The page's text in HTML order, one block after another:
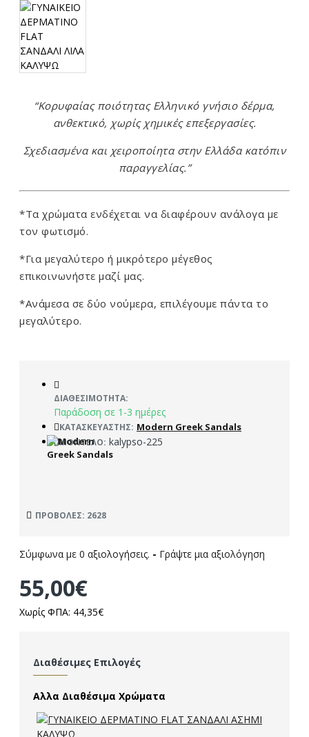
“Κορυφαίας ποιότητας Ελληνικό γνήσιο δέρμα,
ανθεκτικό, χωρίς χημικές επεξεργασίες.
Σχεδιασμένα και χειροποίητα στην Ελλάδα κατόπιν
παραγγελίας.”
*Τα χρώματα ενδέχεται να διαφέρουν ανάλογα με
τον φωτισμό.
*Για μεγαλύτερο ή μικρότερο μέγεθος
επικοινωνήστε μαζί μας.
*Ανάμεσα σε δύο νούμερα, επιλέγουμε πάντα το
μεγαλύτερο.
ΔΙΑΘΕΣΙΜΌΤΗΤΑ:
Παράδοση σε 1-3 ημέρες
ΚΑΤΑΣΚΕΥΑΣΤΉΣ: Modern Greek Sandals
ΜΟΝΤΈΛΟ: kalypso-225
ΠΡΟΒΟΛΈΣ: 2628
Σύμφωνα με 0 αξιολογήσεις. - Γράψτε μια αξιολόγηση
55,00€
Χωρίς ΦΠΑ: 44,35€
Διαθέσιμες Επιλογές
Αλλα Διαθέσιμα Χρώματα